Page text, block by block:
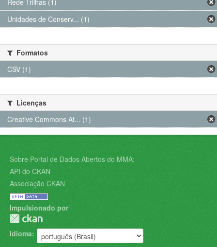
Rede Trilhas (1)
Unidades de Conserv... (1)
Formatos
CSV (1)
Licenças
Creative Commons At... (1)
Sobre Portal de Dados Abertos do MMA:
API do CKAN
Associação CKAN
Impulsionado por
Idioma